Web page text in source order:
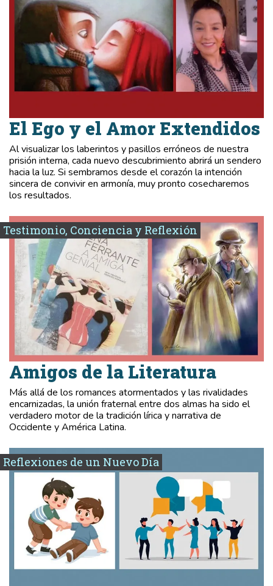
El Ego y el Amor Extendidos
Al visualizar los laberintos y pasillos erróneos de nuestra
prisión interna, cada nuevo descubrimiento abrirá un sendero
hacia la luz. Si sembramos desde el corazón la intención
sincera de convivir en armonía, muy pronto cosecharemos
los resultados.
Testimonio, Conciencia y Reflexión
Amigos de la Literatura
Más allá de los romances atormentados y las rivalidades
encarnizadas, la unión fraternal entre dos almas ha sido el
verdadero motor de la tradición lírica y narrativa de
Occidente y América Latina.
Reflexiones de un Nuevo Día